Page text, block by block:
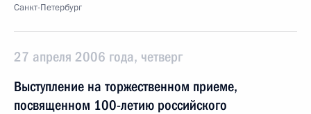
Санкт-Петербург
27 апреля 2006 года, четверг
Выступление на торжественном приеме,
посвященном 100-летию российского